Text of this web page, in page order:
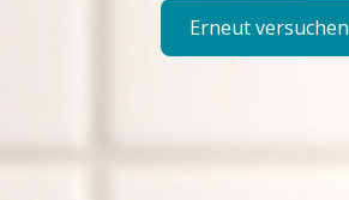
Erneut versuchen